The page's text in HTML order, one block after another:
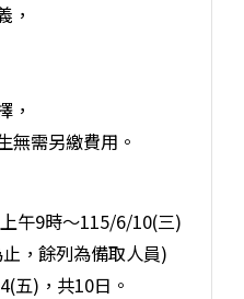
，
，
無需另繳費用。
午9時～115/6/10(三)
，餘列為備取人員)
五)，共10日。